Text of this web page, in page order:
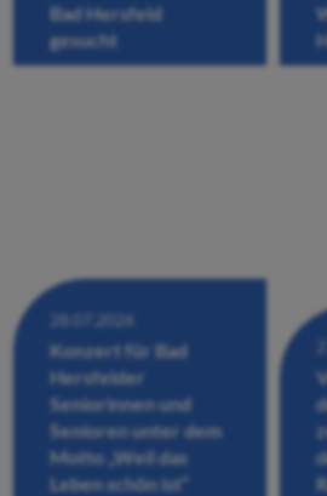
Bad Hersfeld
gesucht
28.07.2026
Konzert für Bad
Hersfelder
Seniorinnen und
Senioren unter dem
Motto „Weil das
Leben schön ist“